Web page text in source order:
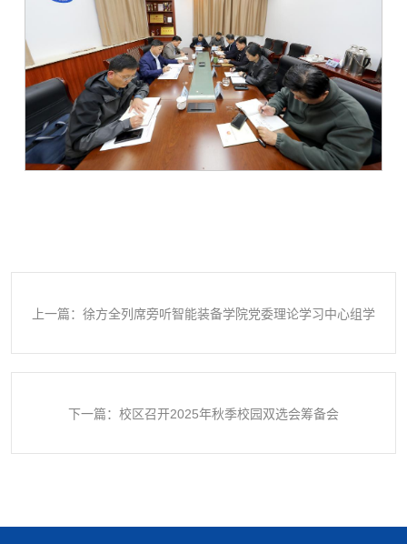
上一篇：徐方全列席旁听智能装备学院党委理论学习中心组学
下一篇：校区召开2025年秋季校园双选会筹备会